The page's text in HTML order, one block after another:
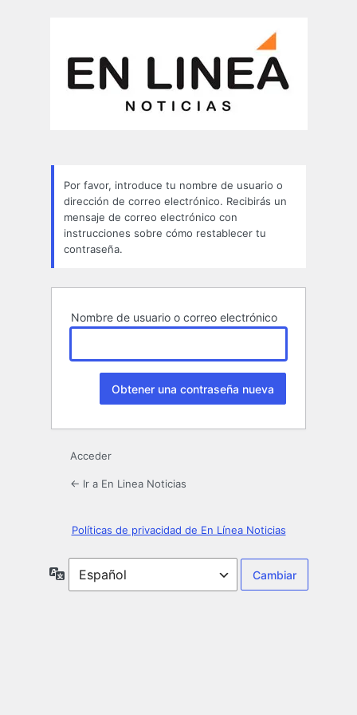
Por favor, introduce tu nombre de usuario o
dirección de correo electrónico. Recibirás un
mensaje de correo electrónico con
instrucciones sobre cómo restablecer tu
contraseña.
Nombre de usuario o correo electrónico
Acceder
← Ir a En Linea Noticias
Políticas de privacidad de En Línea Noticias
Idioma